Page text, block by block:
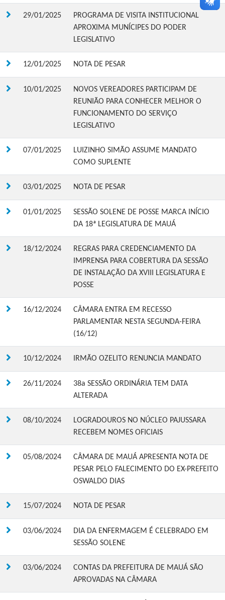
29/01/2025
PROGRAMA DE VISITA INSTITUCIONAL
APROXIMA MUNÍCIPES DO PODER
LEGISLATIVO
12/01/2025 NOTA DE PESAR
10/01/2025
NOVOS VEREADORES PARTICIPAM DE
REUNIÃO PARA CONHECER MELHOR O
FUNCIONAMENTO DO SERVIÇO
LEGISLATIVO
07/01/2025
LUIZINHO SIMÃO ASSUME MANDATO
COMO SUPLENTE
03/01/2025 NOTA DE PESAR
01/01/2025
SESSÃO SOLENE DE POSSE MARCA INÍCIO
DA 18ª LEGISLATURA DE MAUÁ
18/12/2024
REGRAS PARA CREDENCIAMENTO DA
IMPRENSA PARA COBERTURA DA SESSÃO
DE INSTALAÇÃO DA XVIII LEGISLATURA E
POSSE
16/12/2024
CÂMARA ENTRA EM RECESSO
PARLAMENTAR NESTA SEGUNDA-FEIRA
(16/12)
10/12/2024 IRMÃO OZELITO RENUNCIA MANDATO
26/11/2024
38a SESSÃO ORDINÁRIA TEM DATA
ALTERADA
08/10/2024
LOGRADOUROS NO NÚCLEO PAJUSSARA
RECEBEM NOMES OFICIAIS
05/08/2024
CÂMARA DE MAUÁ APRESENTA NOTA DE
PESAR PELO FALECIMENTO DO EX-PREFEITO
OSWALDO DIAS
15/07/2024 NOTA DE PESAR
03/06/2024
DIA DA ENFERMAGEM É CELEBRADO EM
SESSÃO SOLENE
03/06/2024
CONTAS DA PREFEITURA DE MAUÁ SÃO
APROVADAS NA CÂMARA